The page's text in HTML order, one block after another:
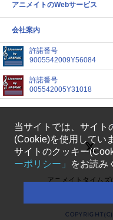
アニメイトのWebサービス
会社案内
許諾番号
9005542009Y56084
許諾番号
005542005Y31018
アニメイトタイム
文章等
当サイトでは、サイト
(Cookie)を使用してい
サイトのクッキー
ーポリシー」
をお読み